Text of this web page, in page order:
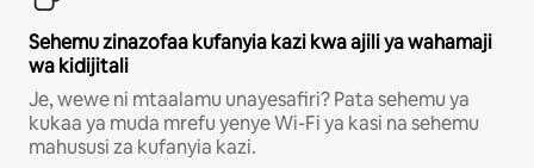
Sehemu zinazofaa kufanyia kazi kwa ajili ya wahamaji
wa kidijitali
Je, wewe ni mtaalamu unayesafiri? Pata sehemu ya
kukaa ya muda mrefu yenye Wi-Fi ya kasi na sehemu
mahususi za kufanyia kazi.